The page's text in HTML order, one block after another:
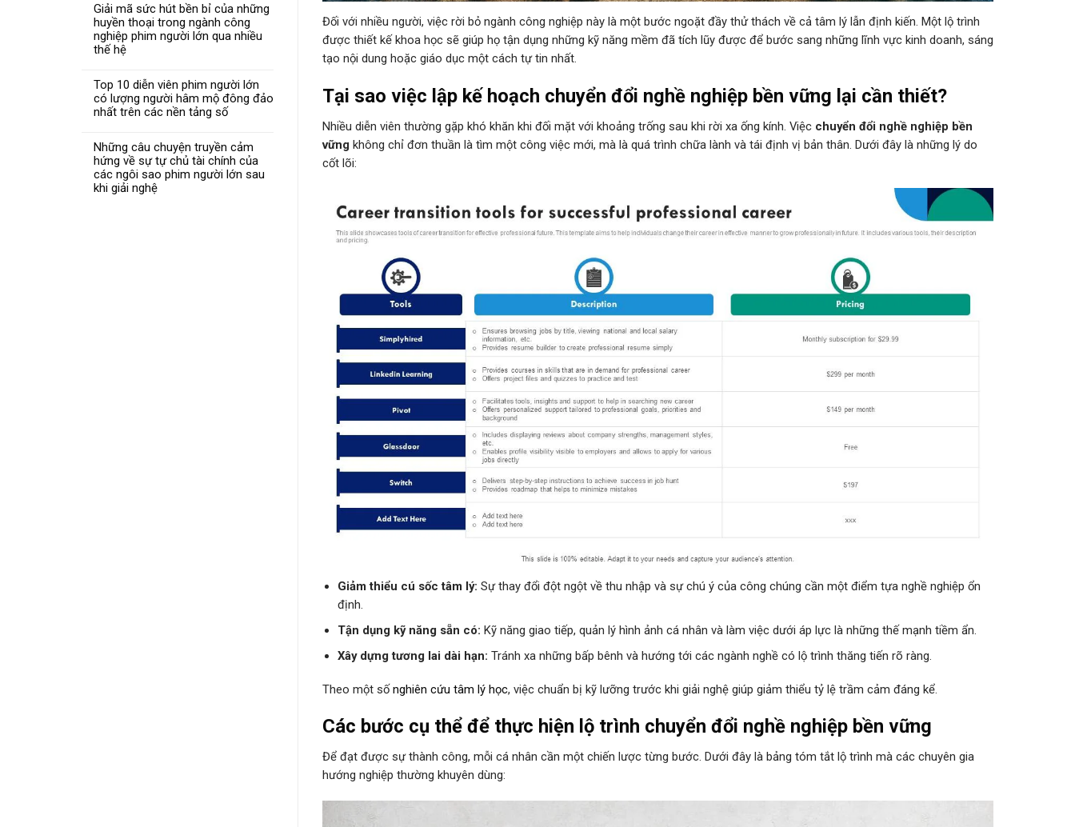
Giải mã sức hút bền bỉ của những
huyền thoại trong ngành công
nghiệp phim người lớn qua nhiều
thế hệ
Top 10 diễn viên phim người lớn
có lượng người hâm mộ đông đảo
nhất trên các nền tảng số
Những câu chuyện truyền cảm
hứng về sự tự chủ tài chính của
các ngôi sao phim người lớn sau
khi giải nghệ
Đối với nhiều người, việc rời bỏ ngành công nghiệp này là một bước ngoặt đầy thử thách về cả tâm lý lẫn định kiến. Một lộ trình
được thiết kế khoa học sẽ giúp họ tận dụng những kỹ năng mềm đã tích lũy được để bước sang những lĩnh vực kinh doanh, sáng
tạo nội dung hoặc giáo dục một cách tự tin nhất.
Tại sao việc lập kế hoạch chuyển đổi nghề nghiệp bền vững lại cần thiết?
Nhiều diễn viên thường gặp khó khăn khi đối mặt với khoảng trống sau khi rời xa ống kính. Việc chuyển đổi nghề nghiệp bền
vững không chỉ đơn thuần là tìm một công việc mới, mà là quá trình chữa lành và tái định vị bản thân. Dưới đây là những lý do
cốt lõi:
Giảm thiểu cú sốc tâm lý: Sự thay đổi đột ngột về thu nhập và sự chú ý của công chúng cần một điểm tựa nghề nghiệp ổn
định.
Tận dụng kỹ năng sẵn có: Kỹ năng giao tiếp, quản lý hình ảnh cá nhân và làm việc dưới áp lực là những thế mạnh tiềm ẩn.
Xây dựng tương lai dài hạn: Tránh xa những bấp bênh và hướng tới các ngành nghề có lộ trình thăng tiến rõ ràng.
Theo một sốnghiên cứu tâm lý học, việc chuẩn bị kỹ lưỡng trước khi giải nghệ giúp giảm thiểu tỷ lệ trầm cảm đáng kể.
Các bước cụ thể để thực hiện lộ trình chuyển đổi nghề nghiệp bền vững
Để đạt được sự thành công, mỗi cá nhân cần một chiến lược từng bước. Dưới đây là bảng tóm tắt lộ trình mà các chuyên gia
hướng nghiệp thường khuyên dùng: